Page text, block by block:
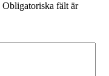
Obligatoriska fält är